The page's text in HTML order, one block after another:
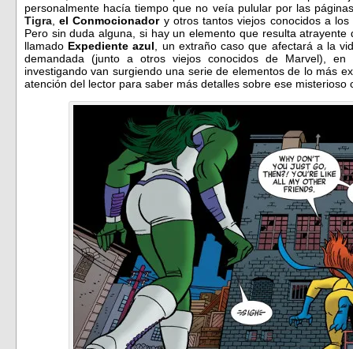
personalmente hacía tiempo que no veía pulular por las
Tigra ,el Conmocionadory otros tantos viejos conocidos a
Pero sin duda alguna, si hay un elemento que resulta
llamado Expediente azul , un extraño caso que afectará a la
demandada (junto a otros viejos conocidos de Marvel),
investigando van surgiendo una serie de elementos de lo más
atención del lector para saber más detalles sobre ese misterioso